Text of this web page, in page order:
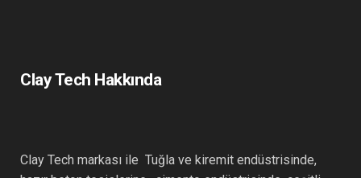
Clay Tech Hakkında
Clay Tech markası ile Tuğla ve kiremit endüstrisinde,